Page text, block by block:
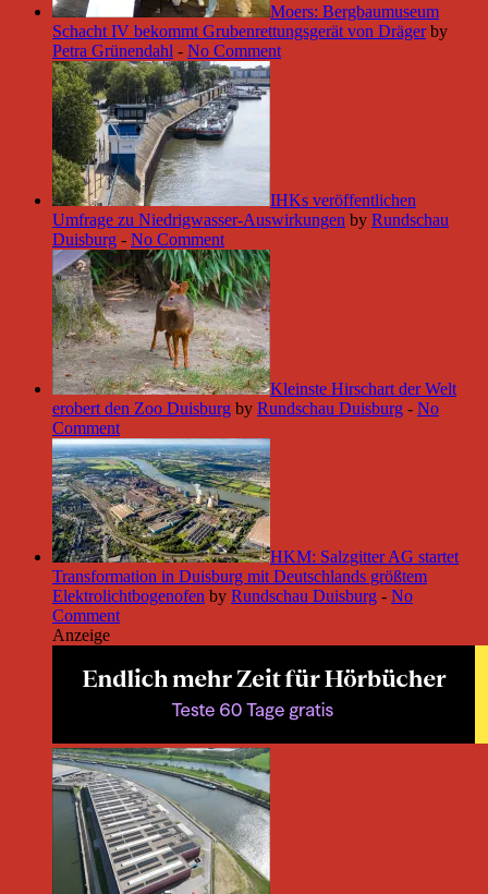
Moers: Bergbaumuseum
Schacht IV bekommt Grubenrettungsgerät von Dräger by
Petra Grünendahl - No Comment
IHKs veröffentlichen
Umfrage zu Niedrigwasser-Auswirkungen by Rundschau
Duisburg - No Comment
Kleinste Hirschart der Welt
erobert den Zoo Duisburg by Rundschau Duisburg - No
Comment
HKM: Salzgitter AG startet
Transformation in Duisburg mit Deutschlands größtem
Elektrolichtbogenofen by Rundschau Duisburg - No
Comment
Anzeige